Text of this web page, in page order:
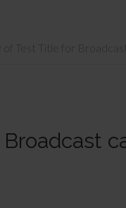
of Test Title for